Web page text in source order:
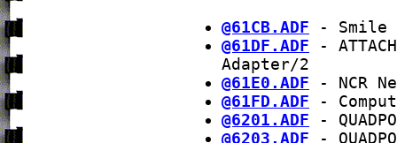
@61CB.ADF - Smile
@61DF.ADF -
Adapter/2
@61E0.ADF - NCR
@61FD.ADF -
@6201.ADF -
@6203.ADF -